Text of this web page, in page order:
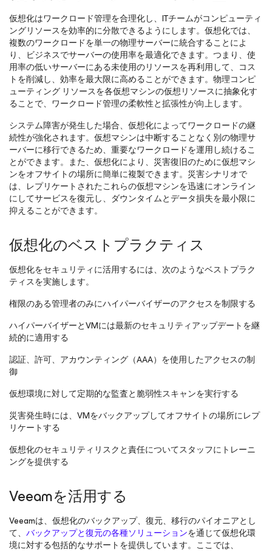
仮想化はワークロード管理を合理化し、ITチームがコンピューティ
ングリソースを効率的に分散できるようにします。仮想化では、
複数のワークロードを単一の物理サーバーに統合することによ
り、ビジネスでサーバーの使用率を最適化できます。つまり、使
用率の低いサーバーにある未使用のリソースを再利用して、コス
トを削減し、効率を最大限に高めることができます。物理コンピ
ューティング リソースを各仮想マシンの仮想リソースに抽象化す
ることで、ワークロード管理の柔軟性と拡張性が向上します。
システム障害が発生した場合、仮想化によってワークロードの継
続性が強化されます。仮想マシンは中断することなく別の物理サ
ーバーに移行できるため、重要なワークロードを運用し続けるこ
とができます。また、仮想化により、災害復旧のために仮想マシ
ンをオフサイトの場所に簡単に複製できます。災害シナリオで
は、レプリケートされたこれらの仮想マシンを迅速にオンライン
にしてサービスを復元し、ダウンタイムとデータ損失を最小限に
抑えることができます。
仮想化のベストプラクティス
仮想化をセキュリティに活用するには、次のようなベストプラク
ティスを実施します。
権限のある管理者のみにハイパーバイザーのアクセスを制限する
ハイパーバイザーとVMには最新のセキュリティアップデートを継
続的に適用する
認証、許可、アカウンティング（AAA）を使用したアクセスの制
御
仮想環境に対して定期的な監査と脆弱性スキャンを実行する
災害発生時には、VMをバックアップしてオフサイトの場所にレプ
リケートする
仮想化のセキュリティリスクと責任についてスタッフにトレーニ
ングを提供する
Veeamを活用する
Veeamは、仮想化のバックアップ、復元、移行のパイオニアとし
て、 バックアップと復元の各種ソリューションを通じて仮想化環
境に対する包括的なサポートを提供しています。ここでは、